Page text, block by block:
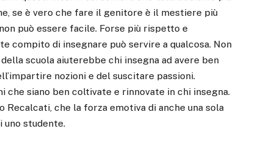
se è vero che fare il genitore è il mestiere più
può essere facile. Forse più rispetto e
compito di insegnare può servire a qualcosa. Non
scuola aiuterebbe chi insegna ad avere ben
nozioni e del suscitare passioni.
che siano ben coltivate e rinnovate in chi insegna.
Recalcati, che la forza emotiva di anche una sola
uno studente.